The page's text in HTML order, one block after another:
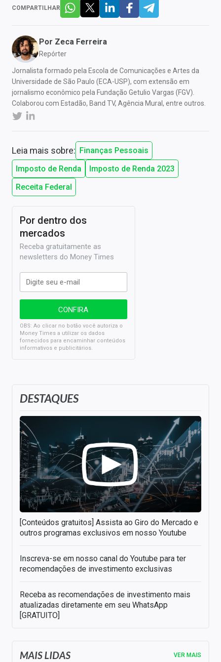
COMPARTILHAR
Por Zeca Ferreira
Repórter
Jornalista formado pela Escola de Comunicações e Artes da
Universidade de São Paulo (ECA-USP), com extensão em
jornalismo econômico pela Fundação Getulio Vargas (FGV).
Colaborou com Estadão, Band TV, Agência Mural, entre outros.
Leia mais sobre: Finanças Pessoais
Imposto de Renda
Imposto de Renda 2023
Receita Federal
DESTAQUES
[Conteúdos gratuitos] Assista ao Giro do Mercado e
outros programas exclusivos em nosso Youtube
Inscreva-se em nosso canal do Youtube para ter
recomendações de investimento exclusivas
Receba as recomendações de investimento mais
atualizadas diretamente em seu WhatsApp
[GRATUITO]
Por dentro dos
mercados
Receba gratuitamente as
newsletters do Money Times
OBS: Ao clicar no botão você autoriza o
Money Times a utilizar os dados
fornecidos para encaminhar conteúdos
informativos e publicitários.
MAIS LIDAS VER MAIS